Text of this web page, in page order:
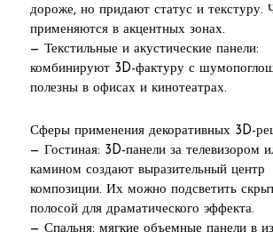
дороже, но придают статус и текстуру.
применяются в акцентных зонах.
— Текстильные и акустические панели:
комбинируют 3D-фактуру с
полезны в офисах и кинотеатрах.
Сферы применения декоративных 3D-
— Гостиная: 3D-панели за телевизором
камином создают выразительный центр
композиции. Их можно подсветить
полосой для драматического эффекта.
— Спальня: мягкие объемные панели в